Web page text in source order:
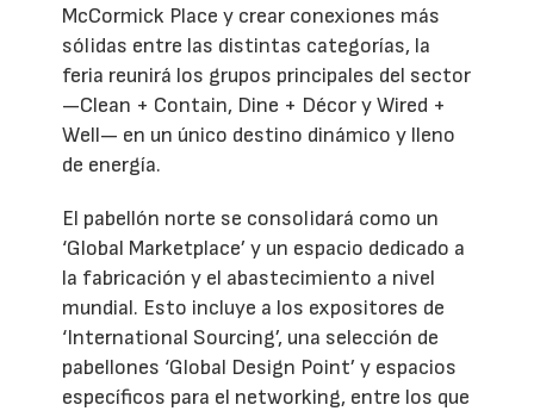
McCormick Place y crear conexiones más
sólidas entre las distintas categorías, la
feria reunirá los grupos principales del sector
—Clean + Contain, Dine + Décor y Wired +
Well— en un único destino dinámico y lleno
de energía.
El pabellón norte se consolidará como un
‘Global Marketplace’ y un espacio dedicado a
la fabricación y el abastecimiento a nivel
mundial. Esto incluye a los expositores de
‘International Sourcing’, una selección de
pabellones ‘Global Design Point’ y espacios
específicos para el networking, entre los que